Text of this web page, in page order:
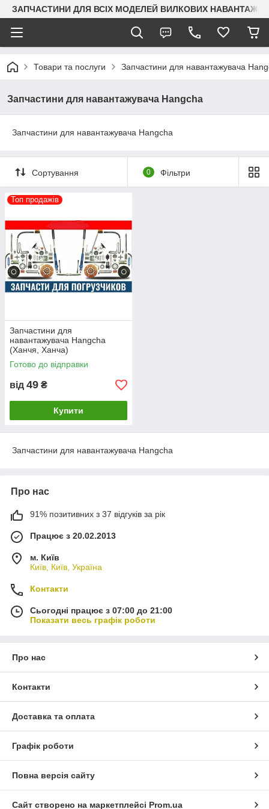
ЗАПЧАСТИНИ ДЛЯ ВСІХ МОДЕЛЕЙ ВИЛКОВИХ
Товари та послуги Запчастини для навантажувача
Запчастини для навантажувача Hangcha
Запчастини для навантажувача Hangcha
Сортування 0 Фільтри
Топ продажів
Запчастини для
навантажувача Hangcha
(Ханчя, Ханча)
Готово до відправки
від 49 ₴
Купити
Запчастини для навантажувача Hangcha
Про нас
91% позитивних з 37 відгуків за рік
Працює з 20.02.2013
м. Київ
Київ, Київ, Україна
Контакти
Сьогодні працює з 07:00 до 21:00
Показати весь графік роботи
Про нас
Контакти
Доставка та оплата
Графік роботи
Повна версія сайту
Сайт створено на маркетплейсі Prom.ua